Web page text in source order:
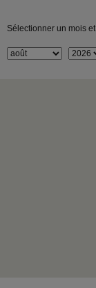
Sélectionner un mois